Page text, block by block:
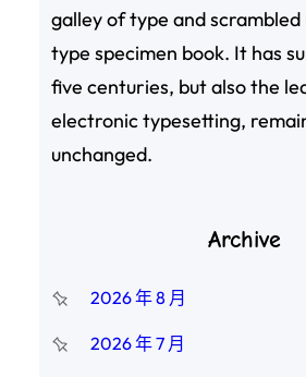
galley of type and
type specimen book. It has
five centuries, but also the
electronic typesetting,
unchanged.
Archive
2026 年 8 月
2026 年 7 月